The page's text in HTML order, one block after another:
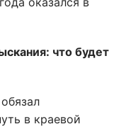
что будет
в краевой